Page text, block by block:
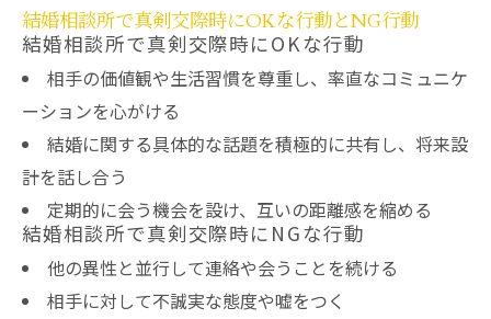
結婚相談所で真剣交際時にOKな行動とNG行動
結婚相談所で真剣交際時にOKな行動
相手の価値観や生活習慣を尊重し、率直なコミュニケ
ーションを心がける
結婚に関する具体的な話題を積極的に共有し、将来設
計を話し合う
定期的に会う機会を設け、互いの距離感を縮める
結婚相談所で真剣交際時にNGな行動
他の異性と並行して連絡や会うことを続ける
相手に対して不誠実な態度や嘘をつく